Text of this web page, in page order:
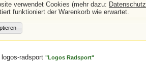
verwendet Cookies (mehr dazu: Datenschutz
funktioniert der Warenkorb wie erwartet.
logos-radsport "Logos Radsport"